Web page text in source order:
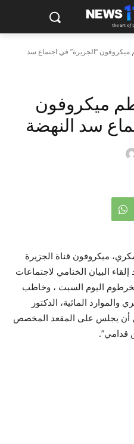
“الجزيرة” في اجتماع سد
ميكروفون
سد النهضة
ميكروفون قناة الجزيرة
البيان الختامي لاجتماعات
اليوم السبت ، وخاطب
المائية، الدكتور
أن يجلس على المقعد المخصص
قدامي”.